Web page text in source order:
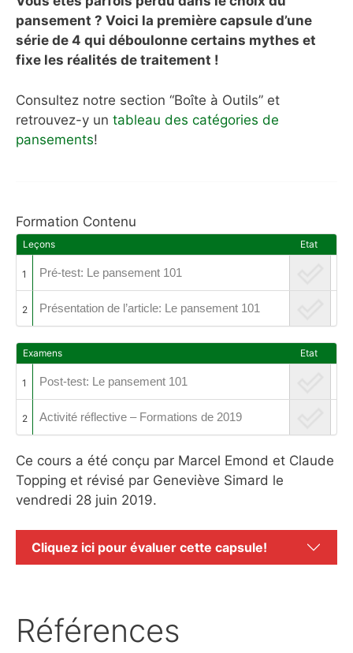
pansement ? Voici la première capsule d’une
série de 4 qui déboulonne certains mythes et
fixe les réalités de traitement !
Consultez notre section “Boîte à Outils” et
retrouvez-y un tableau des catégories de
pansements!
Formation Contenu
Leçons Etat
1 Pré-test: Le pansement 101
2 Présentation de l’article: Le pansement 101
Examens Etat
1 Post-test: Le pansement 101
2 Activité réflective – Formations de 2019
Ce cours a été conçu par Marcel Emond et Claude
Topping et révisé par Geneviève Simard le
vendredi 28 juin 2019.
Cliquez ici pour évaluer cette capsule!
Références